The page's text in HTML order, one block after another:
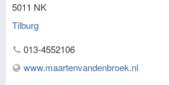
5011 NK
Tilburg
013-4552106
www.maartenvandenbroek.nl